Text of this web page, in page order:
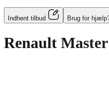
Indhent tilbud Brug for
Renault